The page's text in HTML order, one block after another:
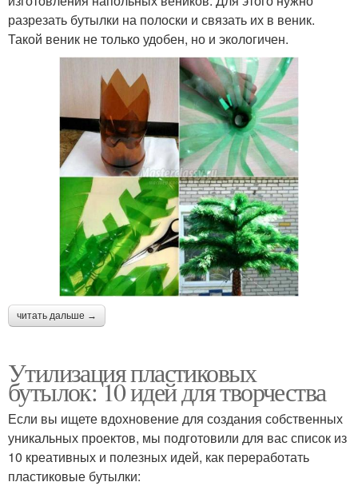
разрезать бутылки на полоски и связать их в веник.
Такой веник не только удобен, но и экологичен.
читать дальше →
Утилизация пластиковых
бутылок: 10 идей для творчества
Если вы ищете вдохновение для создания собственных
уникальных проектов, мы подготовили для вас список из
10 креативных и полезных идей, как переработать
пластиковые бутылки: